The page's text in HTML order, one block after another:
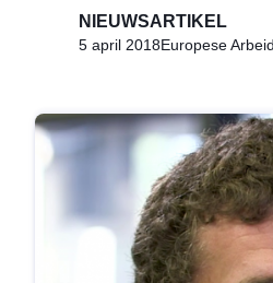
NIEUWSARTIKEL
5 april 2018Europese